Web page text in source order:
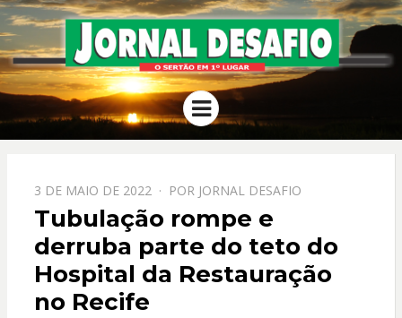
JORNAL
DESAFIO
O Sertão em 1º Lugar
Menu
PPOSTADO
EM
3 DE MAIO DE 2022 POR JORNAL DESAFIO
Tubulação rompe e
derruba parte do teto do
Hospital da Restauração
no Recife